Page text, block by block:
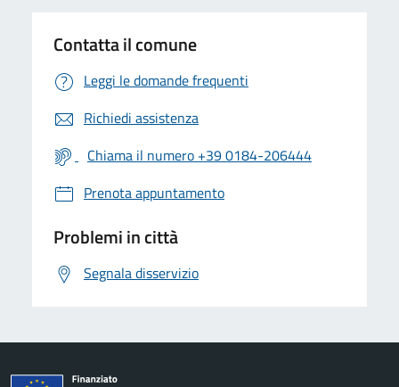
Contatta il comune
Leggi le domande frequenti
Richiedi assistenza
Chiama il numero +39 0184-206444
Prenota appuntamento
Problemi in città
Segnala disservizio